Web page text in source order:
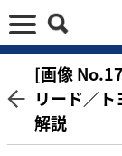
[画像
リード／
解説